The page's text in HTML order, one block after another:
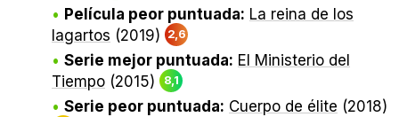
Película peor puntuada: La reina de los
lagartos (2019) 2,6
Serie mejor puntuada: El Ministerio del
Tiempo (2015) 8,1
Serie peor puntuada: Cuerpo de élite (2018)